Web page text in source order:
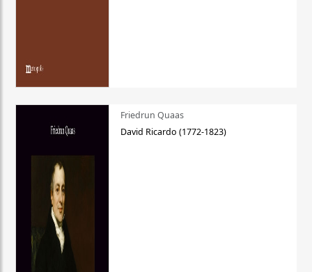
Friedrun Quaas
David Ricardo (1772-1823)